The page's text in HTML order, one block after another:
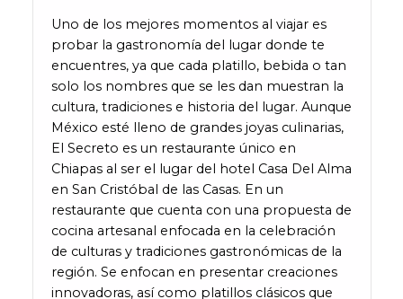
Uno de los mejores momentos al viajar es
probar la gastronomía del lugar donde te
encuentres, ya que cada platillo, bebida o tan
solo los nombres que se les dan muestran la
cultura, tradiciones e historia del lugar. Aunque
México esté lleno de grandes joyas culinarias,
El Secreto es un restaurante único en
Chiapas al ser el lugar del hotel Casa Del Alma
en San Cristóbal de las Casas. En un
restaurante que cuenta con una propuesta de
cocina artesanal enfocada en la celebración
de culturas y tradiciones gastronómicas de la
región. Se enfocan en presentar creaciones
innovadoras, así como platillos clásicos que